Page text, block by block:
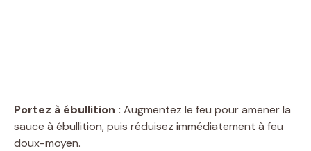
Portez à ébullition : Augmentez le feu pour amener la
sauce à ébullition, puis réduisez immédiatement à feu
doux-moyen.